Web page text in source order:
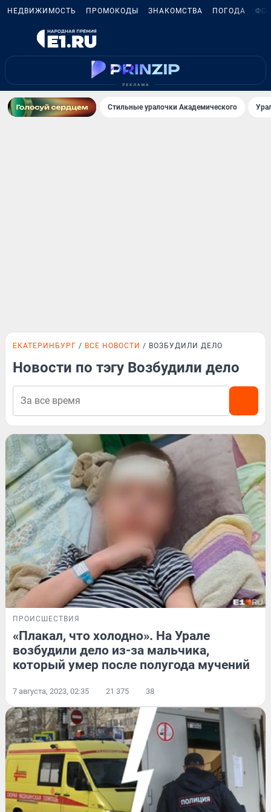
НЕДВИЖИМОСТЬ ПРОМОКОДЫ ЗНАКОМСТВА ПОГОДА
Стильные уралочки Академического
ЕКАТЕРИНБУРГ ВСЕ НОВОСТИ ВОЗБУДИЛИ ДЕЛО
Новости по тэгу Возбудили дело
ПРОИСШЕСТВИЯ
«Плакал, что холодно». На Урале
возбудили дело из-за мальчика,
который умер после полугода мучений
7 августа, 2023, 02:35 21 375 38